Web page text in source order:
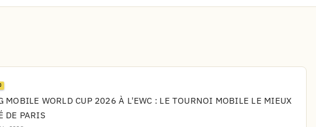
MOBILE WORLD CUP 2026 À L'EWC : LE TOURNOI MOBILE LE MIEUX
DE PARIS